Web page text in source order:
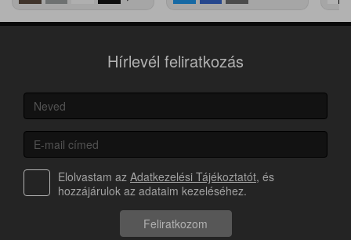
Hírlevél feliratkozás
Elolvastam az Adatkezelési Tájékoztatót, és
hozzájárulok az adataim kezeléséhez.
Feliratkozom